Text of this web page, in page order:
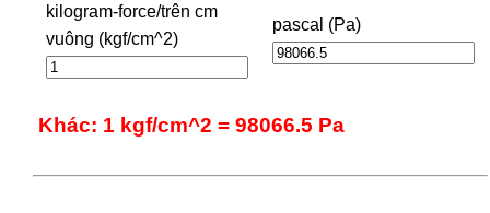
kilogram-force/trên cm
vuông (kgf/cm^2)
pascal (Pa)
Khác: 1 kgf/cm^2 = 98066.5 Pa